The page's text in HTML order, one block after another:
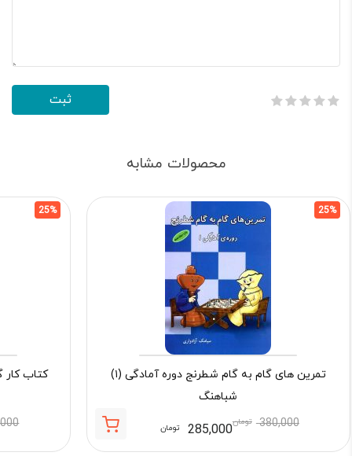
محصولات مشابه
25%
تمرین های گام به گام شطرنج دوره آمادگی (۱)
شباهنگ
380,000 تومان285,000 تومان
25%